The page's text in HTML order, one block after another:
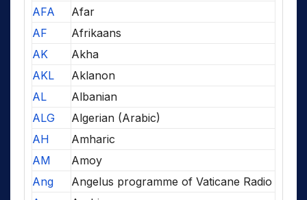
AFA
Afar
AF
Afrikaans
AK
Akha
AKL
Aklanon
AL
Albanian
ALG
Algerian (Arabic)
AH
Amharic
AM
Amoy
Ang
Angelus programme of Vaticane Radio